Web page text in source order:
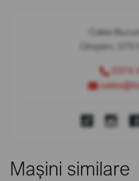
Calea
Otopeni,
0374
Mașini similare